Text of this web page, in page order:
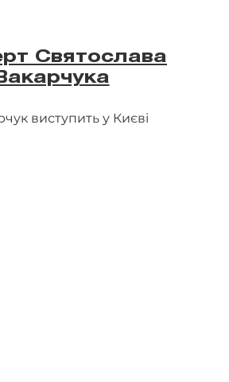
Святослава